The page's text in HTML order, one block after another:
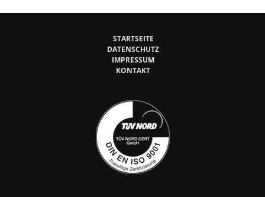
STARTSEITE
DATENSCHUTZ
IMPRESSUM
KONTAKT